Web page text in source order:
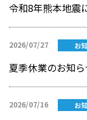
令和8年熊本地震
2026/07/27 お
夏季休業のお知
2026/07/16 お